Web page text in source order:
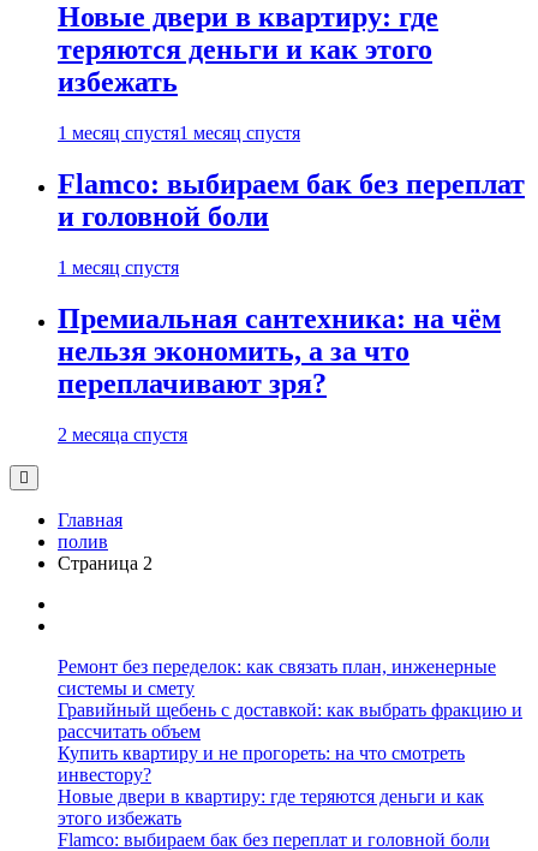
Новые двери в квартиру: где
теряются деньги и как этого
избежать
1 месяц спустя1 месяц спустя
Flamco: выбираем бак без переплат
и головной боли
1 месяц спустя
Премиальная сантехника: на чём
нельзя экономить, а за что
переплачивают зря?
2 месяца спустя
Главная
полив
Страница 2
Ремонт без переделок: как связать план, инженерные
системы и смету
Гравийный щебень с доставкой: как выбрать фракцию и
рассчитать объем
Купить квартиру и не прогореть: на что смотреть
инвестору?
Новые двери в квартиру: где теряются деньги и как
этого избежать
Flamco: выбираем бак без переплат и головной боли